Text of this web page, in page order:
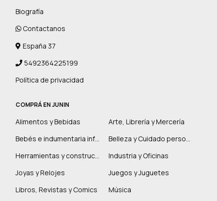
Biografía
Contactanos
España 37
5492364225199
Política de privacidad
COMPRÁ EN JUNIN
Alimentos y Bebidas
Arte, Librería y Mercería
Bebés e indumentaria infantil
Belleza y Cuidado personal
Herramientas y construcción
Industria y Oficinas
Joyas y Relojes
Juegos y Juguetes
Libros, Revistas y Comics
Música